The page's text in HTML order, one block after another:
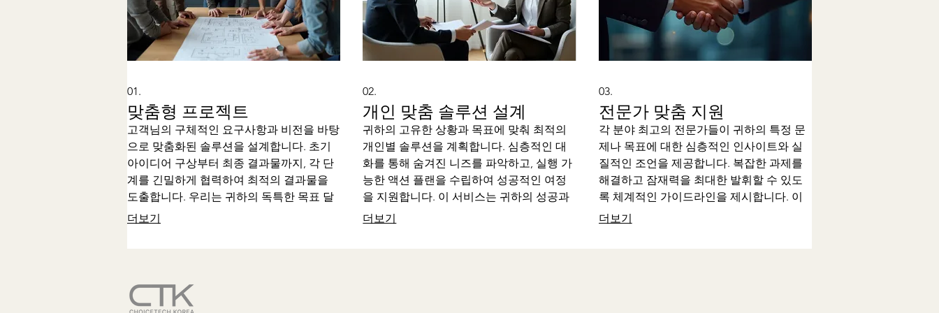
01.
맞춤형 프로젝트
고객님의 구체적인 요구사항과 비전을 바탕
으로 맞춤화된 솔루션을 설계합니다. 초기
아이디어 구상부터 최종 결과물까지, 각 단
계를 긴밀하게 협력하여 최적의 결과물을
도출합니다. 우리는 귀하의 독특한 목표 달
성을 지원하기 위한 창의적이고 실용적인
더보기
02.
개인 맞춤 솔루션 설계
귀하의 고유한 상황과 목표에 맞춰 최적의
개인별 솔루션을 계획합니다. 심층적인 대
화를 통해 숨겨진 니즈를 파악하고, 실행 가
능한 액션 플랜을 수립하여 성공적인 여정
을 지원합니다. 이 서비스는 귀하의 성공과
만족을 위한 맞춤 경로를 제공합니다.
더보기
03.
전문가 맞춤 지원
각 분야 최고의 전문가들이 귀하의 특정 문
제나 목표에 대한 심층적인 인사이트와 실
질적인 조언을 제공합니다. 복잡한 과제를
해결하고 잠재력을 최대한 발휘할 수 있도
록 체계적인 가이드라인을 제시합니다. 이
서비스는 결정적인 순간에 필요한 전문적인
더보기